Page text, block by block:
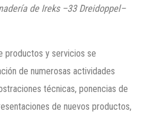
de Ireks –33 Dreidoppel–
productos y servicios se
de numerosas actividades
técnicas, ponencias de
de nuevos productos,